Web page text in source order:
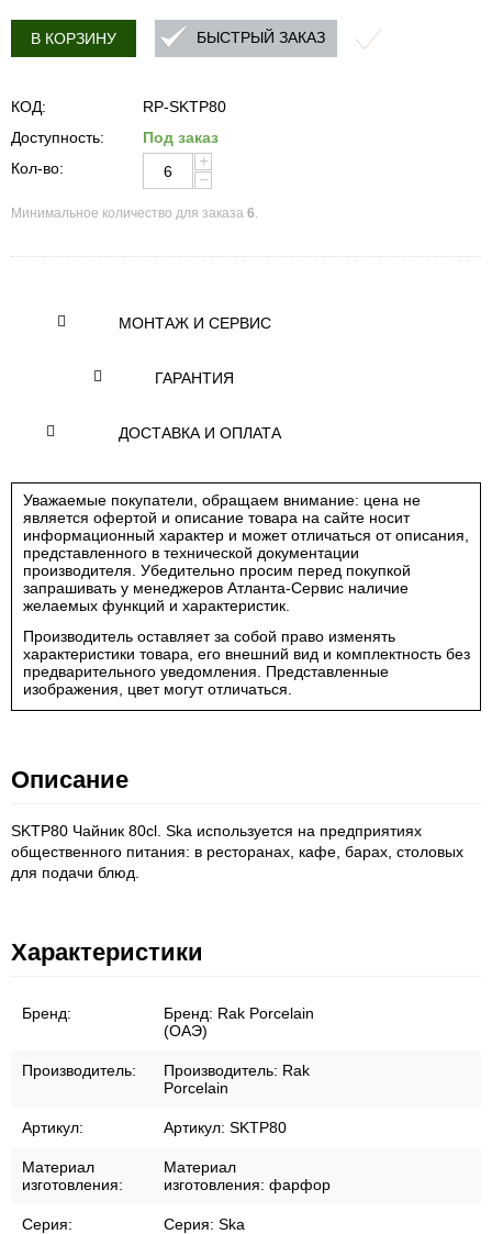
В КОРЗИНУ БЫСТРЫЙ ЗАКАЗ
КОД:
RP-SKTP80
Доступность:
Под заказ
Кол-во:
+
−
Минимальное количество для заказа 6.
МОНТАЖ И СЕРВИС
ГАРАНТИЯ
ДОСТАВКА И ОПЛАТА
Уважаемые покупатели, обращаем внимание: цена не
является офертой и описание товара на сайте носит
информационный характер и может отличаться от описания,
представленного в технической документации
производителя. Убедительно просим перед покупкой
запрашивать у менеджеров Атланта-Сервис наличие
желаемых функций и характеристик.
Производитель оставляет за собой право изменять
характеристики товара, его внешний вид и комплектность без
предварительного уведомления. Представленные
изображения, цвет могут отличаться.
Описание
SKTP80 Чайник 80cl. Ska используется на предприятиях
общественного питания: в ресторанах, кафе, барах, столовых
для подачи блюд.
Характеристики
Бренд: Бренд: Rak Porcelain
(ОАЭ)
Производитель: Производитель: Rak
Porcelain
Артикул: Артикул: SKTP80
Материал
изготовления:
Материал
изготовления: фарфор
Серия: Серия: Ska